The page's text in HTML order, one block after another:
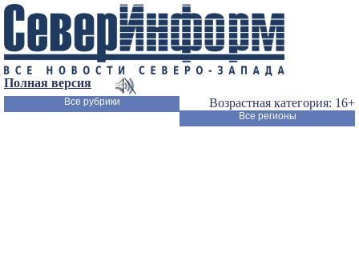
Полная версия
Возрастная категория: 16+
Все рубрики
Все регионы